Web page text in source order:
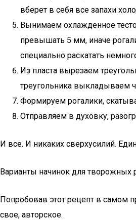
вберет в себя все запахи
Вынимаем охлажденное
превышать 5 мм, иначе
специально раскатать
Из пласта вырезаем
треугольника выкладываем
Формируем рогалики,
Отправляем в духовку,
И все. И никаких сверхусилий.
Варианты начинок для творожных
Попробовав этот рецепт в самом
свое, авторское.